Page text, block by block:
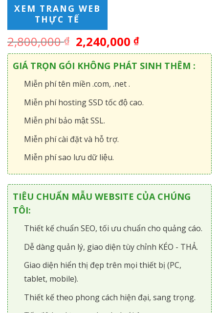
XEM TRANG WEB
THỰC TẾ
2,800,000₫ 2,240,000₫
GIÁ TRỌN GÓI KHÔNG PHÁT SINH THÊM :
Miễn phí tên miền .com, .net .
Miễn phí hosting SSD tốc độ cao.
Miễn phí bảo mật SSL.
Miễn phí cài đặt và hỗ trợ.
Miễn phí sao lưu dữ liệu.
TIÊU CHUẨN MẪU WEBSITE CỦA CHÚNG
TÔI:
Thiết kế chuẩn SEO, tối ưu chuẩn cho quảng cáo.
Dễ dàng quản lý, giao diện tùy chỉnh KÉO - THẢ.
Giao diện hiển thị đẹp trên mọi thiết bị (PC,
tablet, mobile).
Thiết kế theo phong cách hiện đại, sang trọng.